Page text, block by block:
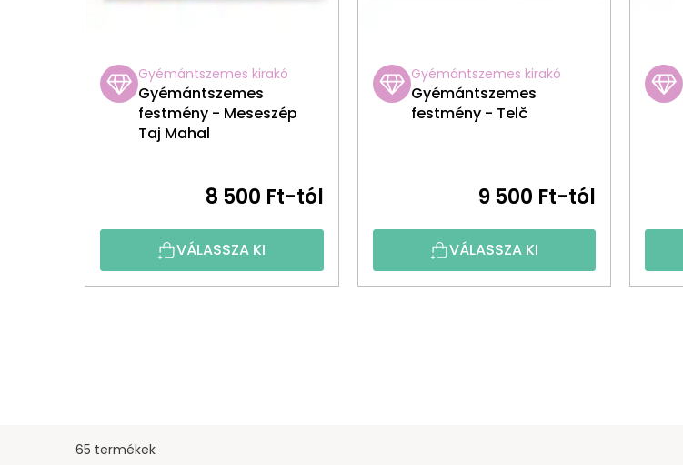
Gyémántszemes kirakó
Gyémántszemes
festmény - Meseszép
Taj Mahal
8 500 Ft-tól
VÁLASSZA KI
Gyémántszemes kirakó
Gyémántszemes
festmény - Telč
9 500 Ft-tól
VÁLASSZA KI
65 termékek